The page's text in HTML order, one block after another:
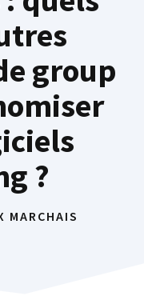
group
?
MARCHAIS